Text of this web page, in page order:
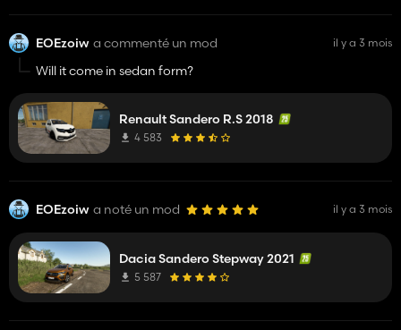
EOEzoiw a commenté un mod il y a 3 mois
Will it come in sedan form?
Renault Sandero R.S 2018
4 583
EOEzoiw a noté un mod il y a 3 mois
Dacia Sandero Stepway 2021
5 587